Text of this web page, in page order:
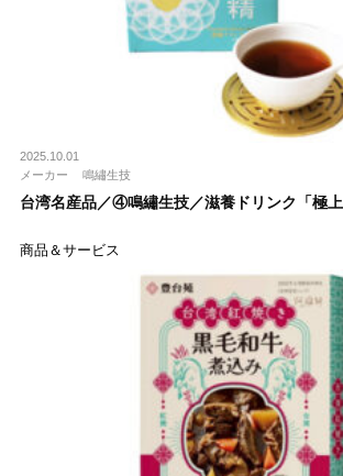
2025.10.01
メーカー
鳴繡生技
台湾名産品／④鳴繡生技／滋養ドリンク「極上
商品＆サービス